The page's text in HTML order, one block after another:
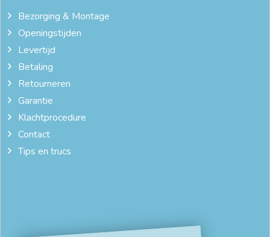
Bezorging & Montage
Openingstijden
Levertijd
Betaling
Retourneren
Garantie
Klachtprocedure
Contact
Tips en trucs